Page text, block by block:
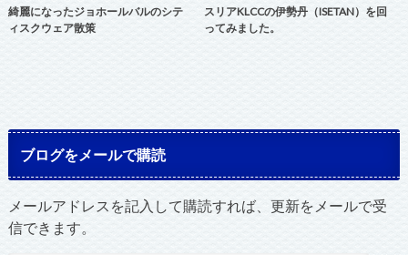
綺麗になったジョホールバルのシテ
ィスクウェア散策
スリアKLCCの伊勢丹（ISETAN）を回
ってみました。
ブログをメールで購読
メールアドレスを記入して購読すれば、更新をメールで受
信できます。